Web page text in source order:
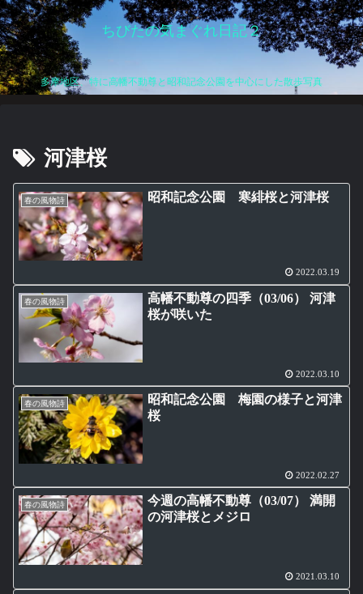
ちびたの気まぐれ日記２
多摩地区、特に高幡不動尊と昭和記念公園を中心にした散歩写真
河津桜
春の風物詩 昭和記念公園 寒緋桜と河津桜
2022.03.19
春の風物詩
高幡不動尊の四季（03/06） 河津
桜が咲いた
2022.03.10
春の風物詩
昭和記念公園 梅園の様子と河津
桜
2022.02.27
春の風物詩
今週の高幡不動尊（03/07） 満開
の河津桜とメジロ
2021.03.10